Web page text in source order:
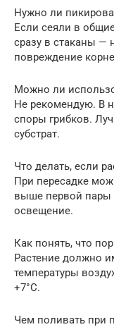
Нужно ли
Если сеяли в
сразу в стаканы —
повреждение
Можно ли
Не рекомендую. В
споры грибков.
субстрат.
Что делать, если
При пересадке
выше первой пары
освещение.
Как понять, что
Растение должно
температуры
+7°C.
Чем поливать при